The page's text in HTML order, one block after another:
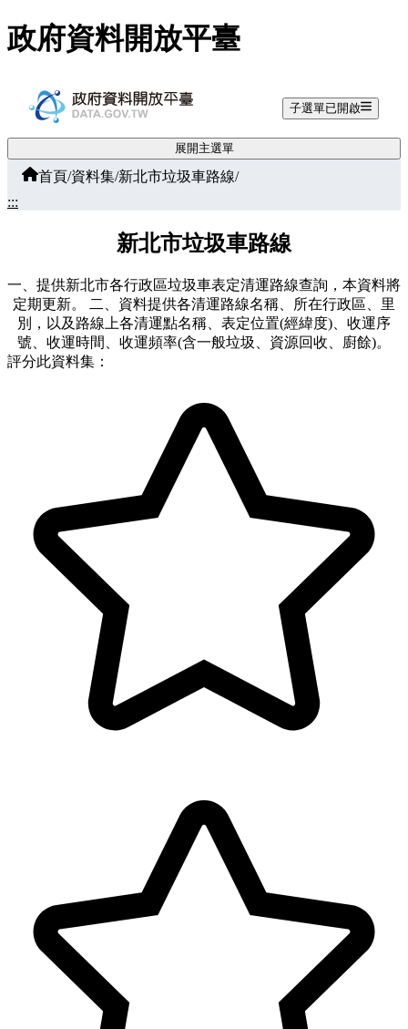
跳至主要內容
政府資料開放平臺
子選單已開啟
展開主選單
首頁/資料集/新北市垃圾車路線/
:::
新北市垃圾車路線
一、提供新北市各行政區垃圾車表定清運路線查詢，本資料將
定期更新。 二、資料提供各清運路線名稱、所在行政區、里
別，以及路線上各清運點名稱、表定位置(經緯度)、收運序
號、收運時間、收運頻率(含一般垃圾、資源回收、廚餘)。
評分此資料集：